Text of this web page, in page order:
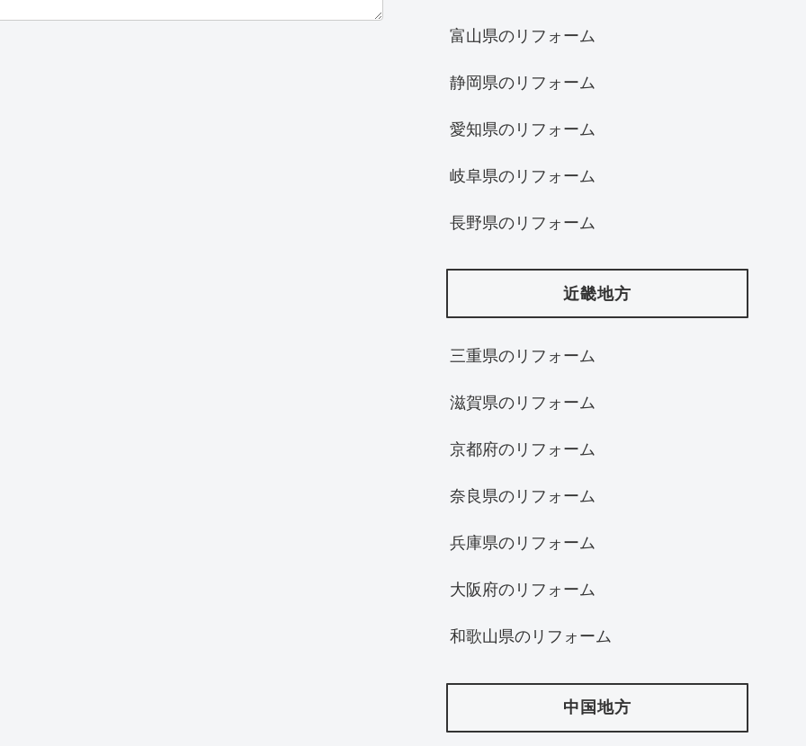
富山県のリフォーム
静岡県のリフォーム
愛知県のリフォーム
岐阜県のリフォーム
長野県のリフォーム
近畿地方
三重県のリフォーム
滋賀県のリフォーム
京都府のリフォーム
奈良県のリフォーム
兵庫県のリフォーム
大阪府のリフォーム
和歌山県のリフォーム
中国地方